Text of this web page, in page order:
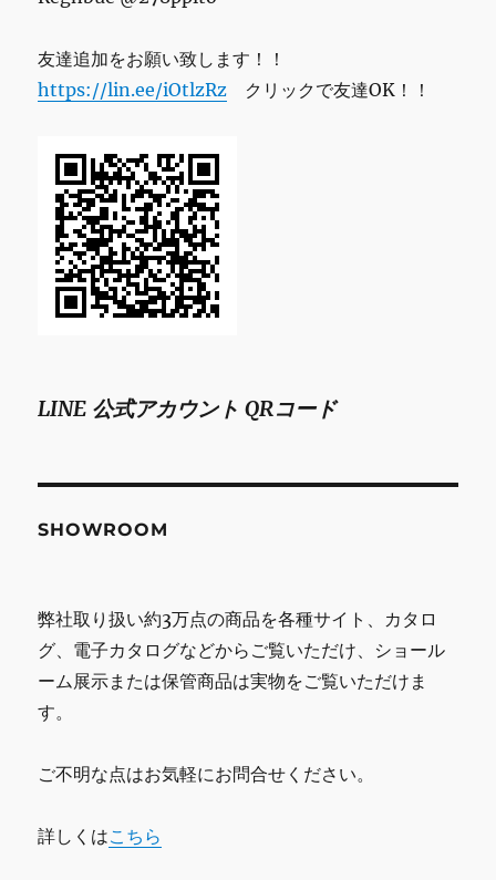
友達追加をお願い致します！！
https://lin.ee/iOtlzRz クリックで友達OK！！
LINE 公式アカウント QRコード
SHOWROOM
弊社取り扱い約3万点の商品を各種サイト、カタロ
グ、電子カタログなどからご覧いただけ、ショール
ーム展示または保管商品は実物をご覧いただけま
す。
ご不明な点はお気軽にお問合せください。
詳しくはこちら